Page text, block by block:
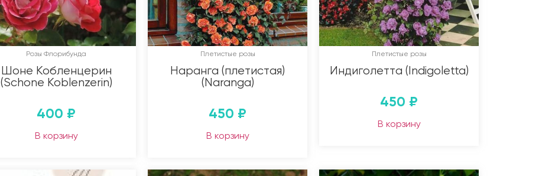
Розы Флорибунда
Шоне Кобленцерин
(Schone Koblenzerin)
400 ₽
В корзину
Плетистые розы
Наранга (плетистая)
(Naranga)
450 ₽
В корзину
Плетистые розы
Индиголетта (Indigoletta)
450 ₽
В корзину